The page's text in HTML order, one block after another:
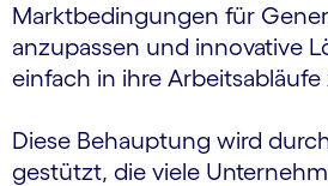
Marktbedingungen für
anzupassen und innovative
einfach in ihre Arbeitsabläufe
Diese Behauptung wird
gestützt, die viele